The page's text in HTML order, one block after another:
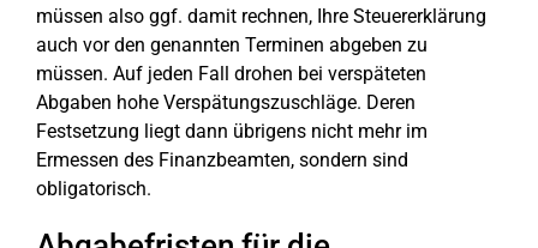
müssen also ggf. damit rechnen, Ihre Steuererklärung
auch vor den genannten Terminen abgeben zu
müssen. Auf jeden Fall drohen bei verspäteten
Abgaben hohe Verspätungszuschläge. Deren
Festsetzung liegt dann übrigens nicht mehr im
Ermessen des Finanzbeamten, sondern sind
obligatorisch.